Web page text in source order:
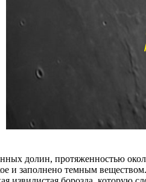
долин, протяженностью
и заполнено темным